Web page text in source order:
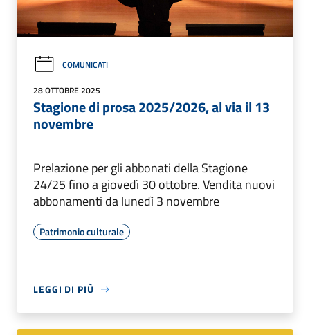
COMUNICATI
28 OTTOBRE 2025
Stagione di prosa 2025/2026, al via il 13
novembre
Prelazione per gli abbonati della Stagione
24/25 fino a giovedì 30 ottobre. Vendita nuovi
abbonamenti da lunedì 3 novembre
Patrimonio culturale
LEGGI DI PIÙ